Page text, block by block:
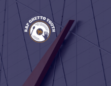
Skip
to
content